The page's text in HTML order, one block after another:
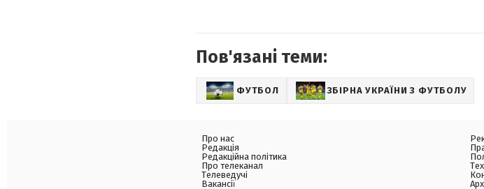
Пов'язані теми:
ФУТБОЛ ЗБІРНА УКРАЇНИ З ФУТБОЛУ
Про нас
Редакція
Редакційна політика
Про телеканал
Телеведучі
Вакансії